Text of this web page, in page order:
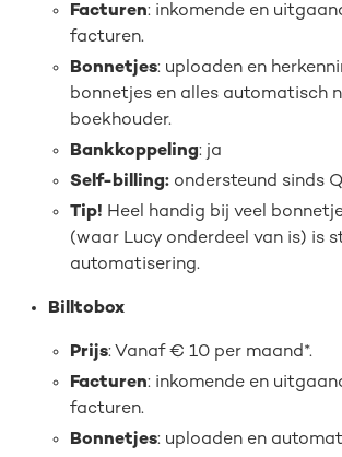
Facturen: inkomende en
facturen.
Bonnetjes: uploaden en
bonnetjes en alles automatisch
boekhouder.
Bankkoppeling: ja
Self-billing: ondersteund sinds
Tip! Heel handig bij veel
(waar Lucy onderdeel van is) is
automatisering.
Billtobox
Prijs: Vanaf € 10 per maand*.
Facturen: inkomende en
facturen.
Bonnetjes: uploaden en